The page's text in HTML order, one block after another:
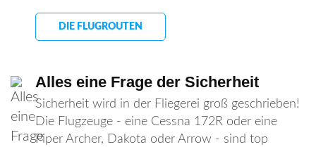
DIE FLUGROUTEN
Alles eine Frage der Sicherheit
Sicherheit wird in der Fliegerei groß geschrieben!
Die Flugzeuge - eine Cessna 172R oder eine
Piper Archer, Dakota oder Arrow - sind top